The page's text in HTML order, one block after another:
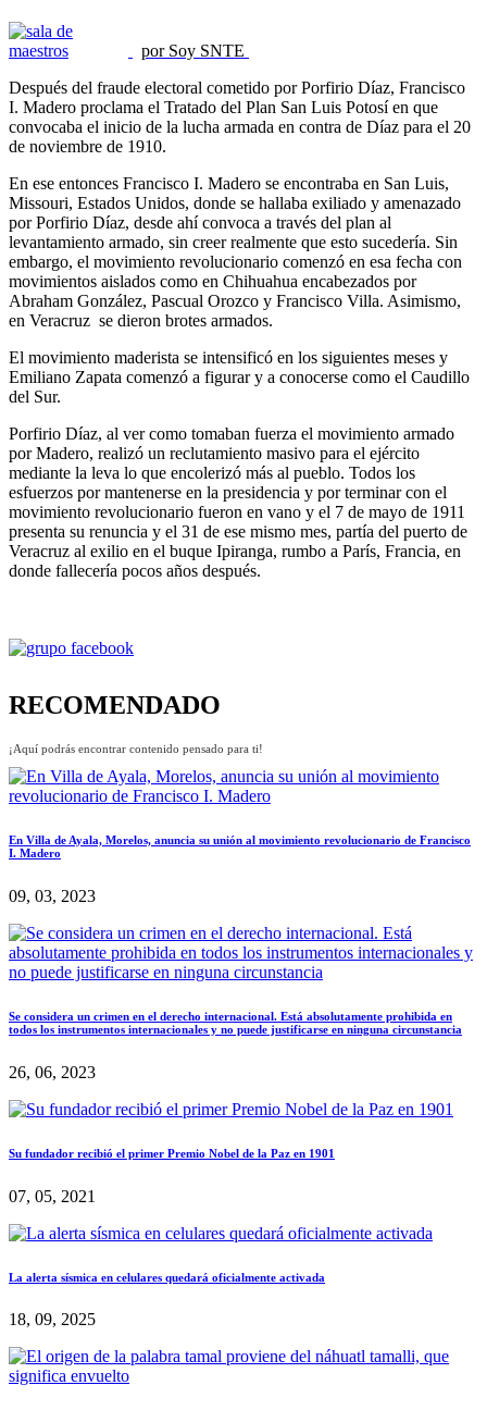
por Soy SNTE
Después del fraude electoral cometido por Porfirio Díaz, Francisco
I. Madero proclama el Tratado del Plan San Luis Potosí en que
convocaba el inicio de la lucha armada en contra de Díaz para el 20
de noviembre de 1910.
En ese entonces Francisco I. Madero se encontraba en San Luis,
Missouri, Estados Unidos, donde se hallaba exiliado y amenazado
por Porfirio Díaz, desde ahí convoca a través del plan al
levantamiento armado, sin creer realmente que esto sucedería. Sin
embargo, el movimiento revolucionario comenzó en esa fecha con
movimientos aislados como en Chihuahua encabezados por
Abraham González, Pascual Orozco y Francisco Villa. Asimismo,
en Veracruz se dieron brotes armados.
El movimiento maderista se intensificó en los siguientes meses y
Emiliano Zapata comenzó a figurar y a conocerse como el Caudillo
del Sur.
Porfirio Díaz, al ver como tomaban fuerza el movimiento armado
por Madero, realizó un reclutamiento masivo para el ejército
mediante la leva lo que encolerizó más al pueblo. Todos los
esfuerzos por mantenerse en la presidencia y por terminar con el
movimiento revolucionario fueron en vano y el 7 de mayo de 1911
presenta su renuncia y el 31 de ese mismo mes, partía del puerto de
Veracruz al exilio en el buque Ipiranga, rumbo a París, Francia, en
donde fallecería pocos años después.
RECOMENDADO
¡Aquí podrás encontrar contenido pensado para ti!
En Villa de Ayala, Morelos, anuncia su unión al movimiento revolucionario de Francisco
I. Madero
09, 03, 2023
Se considera un crimen en el derecho internacional. Está absolutamente prohibida en
todos los instrumentos internacionales y no puede justificarse en ninguna circunstancia
26, 06, 2023
Su fundador recibió el primer Premio Nobel de la Paz en 1901
07, 05, 2021
La alerta sísmica en celulares quedará oficialmente activada
18, 09, 2025